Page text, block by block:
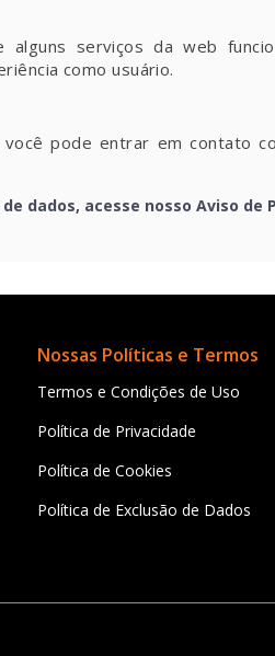
serviços da web
como usuário.
pode entrar em contato
dados, acesse nosso Aviso de
Nossas Políticas e Termos
Termos e Condições de Uso
Política de Privacidade
Política de Cookies
Política de Exclusão de Dados